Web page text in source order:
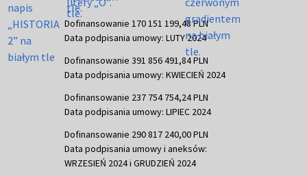
Dofinansowanie 170 151 199,48 PLN
Data podpisania umowy: LUTY 2024
Dofinansowanie 391 856 491,84 PLN
Data podpisania umowy: KWIECIEŃ 2024
Dofinansowanie 237 754 754,24 PLN
Data podpisania umowy: LIPIEC 2024
Dofinansowanie 290 817 240,00 PLN
Data podpisania umowy i aneksów:
WRZESIEŃ 2024 i GRUDZIEŃ 2024